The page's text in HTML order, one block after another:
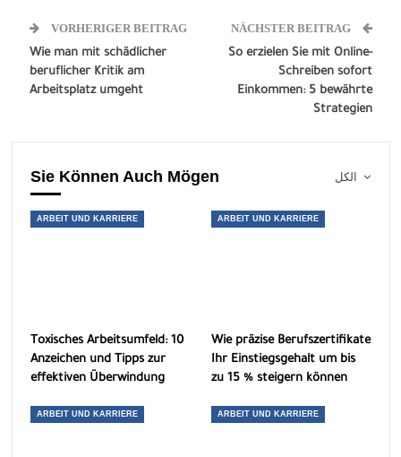
VORHERIGER BEITRAG
Wie man mit schädlicher
beruflicher Kritik am
Arbeitsplatz umgeht
NÄCHSTER BEITRAG
So erzielen Sie mit Online-
Schreiben sofort
Einkommen: 5 bewährte
Strategien
Sie Können Auch Mögen
ARBEIT UND KARRIERE
Toxisches Arbeitsumfeld: 10
Anzeichen und Tipps zur
effektiven Überwindung
ARBEIT UND KARRIERE
Wie präzise Berufszertifikate
Ihr Einstiegsgehalt um bis
zu 15 % steigern können
ARBEIT UND KARRIERE ARBEIT UND KARRIERE